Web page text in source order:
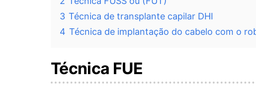
3 Técnica de transplante capilar DHI
4 Técnica de implantação do cabelo com o
Técnica FUE